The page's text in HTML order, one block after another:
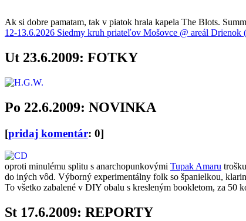
Ak si dobre pamatam, tak v piatok hrala kapela The Blots.
12-13.6.2026 Siedmy kruh priateľov Mošovce @ areál Drienok
Ut 23.6.2009: FOTKY
Po 22.6.2009: NOVINKA
[pridaj komentár: 0]
oproti minulému splitu s anarchopunkovými Tupak Amaru
do iných vôd. Výborný experimentálny folk so španielkou,
To všetko zabalené v DIY obalu s kresleným bookletom, za 50
St 17.6.2009: REPORTY